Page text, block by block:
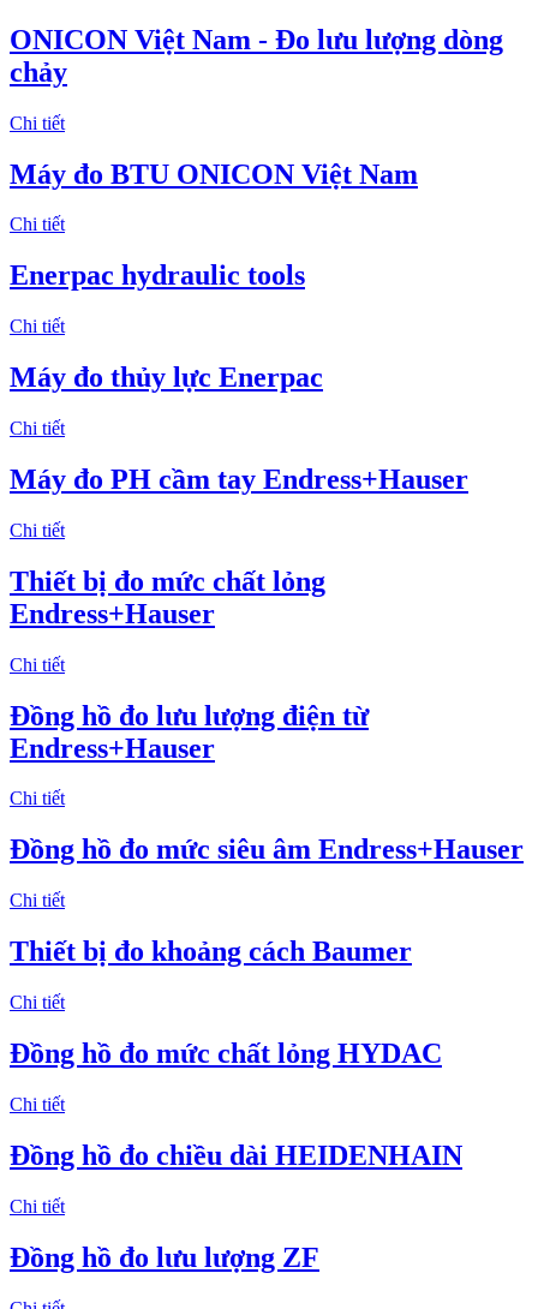
ONICON Việt Nam - Đo lưu lượng dòng
chảy
Chi tiết
Máy đo BTU ONICON Việt Nam
Chi tiết
Enerpac hydraulic tools
Chi tiết
Máy đo thủy lực Enerpac
Chi tiết
Máy đo PH cầm tay Endress+Hauser
Chi tiết
Thiết bị đo mức chất lỏng
Endress+Hauser
Chi tiết
Đồng hồ đo lưu lượng điện từ
Endress+Hauser
Chi tiết
Đồng hồ đo mức siêu âm Endress+Hauser
Chi tiết
Thiết bị đo khoảng cách Baumer
Chi tiết
Đồng hồ đo mức chất lỏng HYDAC
Chi tiết
Đồng hồ đo chiều dài HEIDENHAIN
Chi tiết
Đồng hồ đo lưu lượng ZF